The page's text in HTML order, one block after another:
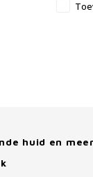
huid en